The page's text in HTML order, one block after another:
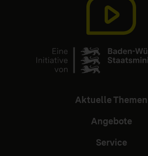
Aktuelle Themen
Angebote
Service